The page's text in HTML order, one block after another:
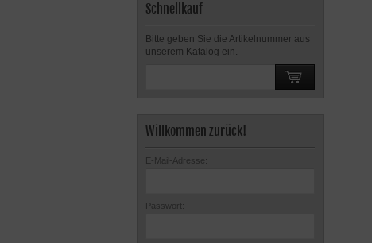
Schnellkauf
Bitte geben Sie die Artikelnummer aus
unserem Katalog ein.
Willkommen zurück!
E-Mail-Adresse:
Passwort: